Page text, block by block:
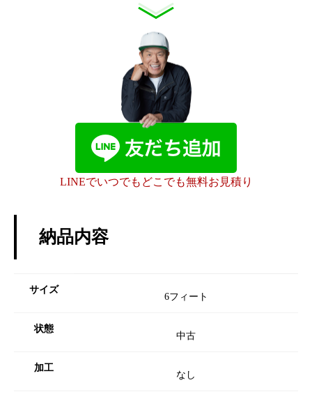
LINEでいつでもどこでも無料お見積り
納品内容
サイズ
6フィート
状態
中古
加工
なし